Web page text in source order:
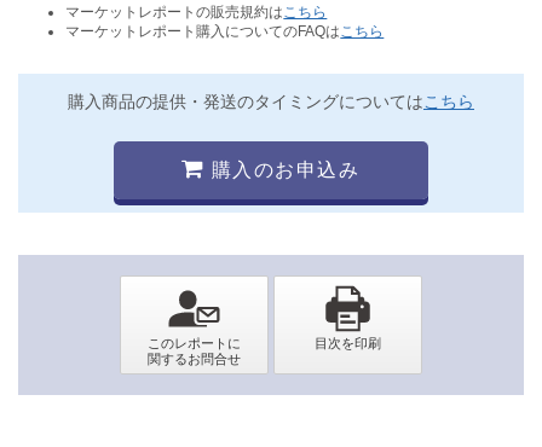
マーケットレポートの販売規約は こちら
マーケットレポート購入についてのFAQは こちら
購入商品の提供・発送のタイミングについてはこちら
購入のお申込み